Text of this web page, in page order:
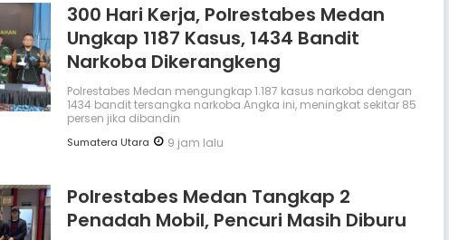
300 Hari Kerja, Polrestabes Medan
Ungkap 1187 Kasus, 1434 Bandit
Narkoba Dikerangkeng
Polrestabes Medan mengungkap 1.187 kasus narkoba dengan
1434 bandit tersangka narkoba.Angka ini, meningkat sekitar 85
persen jika dibandin
Sumatera Utara 9 jam lalu
Polrestabes Medan Tangkap 2
Penadah Mobil, Pencuri Masih Diburu